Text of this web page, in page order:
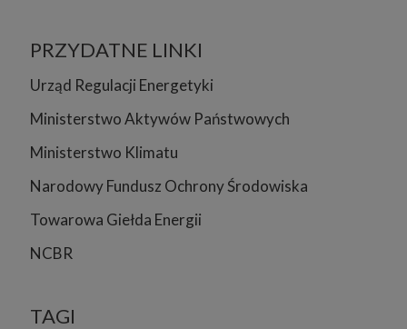
PRZYDATNE LINKI
Urząd Regulacji Energetyki
Ministerstwo Aktywów Państwowych
Ministerstwo Klimatu
Narodowy Fundusz Ochrony Środowiska
Towarowa Giełda Energii
NCBR
TAGI